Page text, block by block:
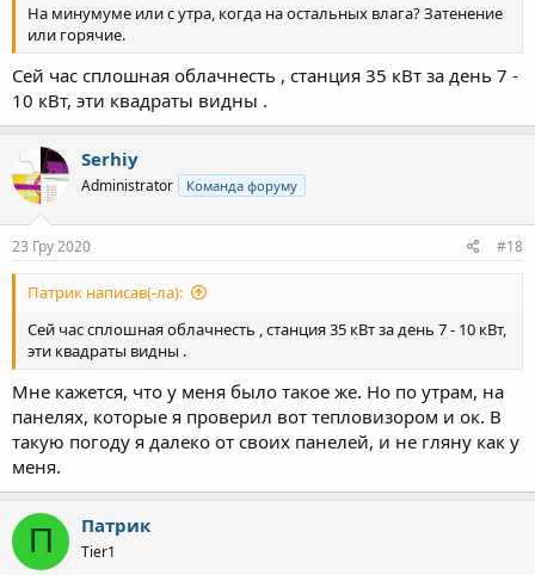
На минумуме или с утра, когда на остальных влага? Затенение
или горячие.
Сей час сплошная облачнесть , станция 35 кВт за день 7 -
10 кВт, эти квадраты видны .
Serhiy
Administrator Команда форуму
23 Гру 2020 #18
Патрик написав(-ла):
Сей час сплошная облачнесть , станция 35 кВт за день 7 - 10 кВт,
эти квадраты видны .
Мне кажется, что у меня было такое же. Но по утрам, на
панелях, которые я проверил вот тепловизором и ок. В
такую погоду я далеко от своих панелей, и не гляну как у
меня.
П Патрик
Tier1